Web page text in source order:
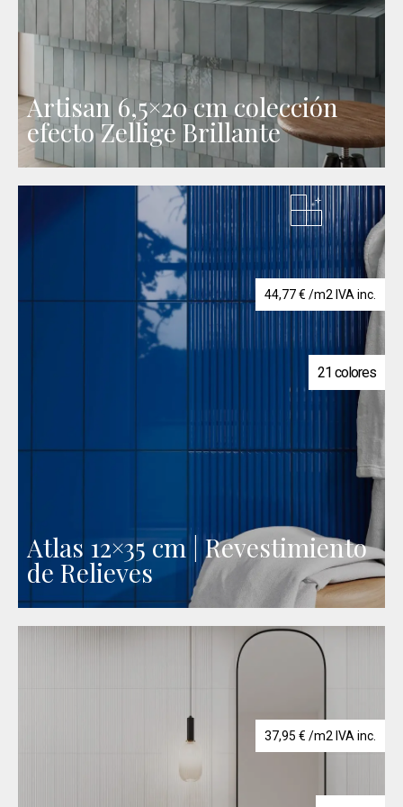
Artisan 6,5×20 cm colección
efecto Zellige Brillante
44,77€ /m2 IVA inc.
21 colores
Atlas 12×35 cm | Revestimiento
de Relieves
37,95 € /m2 IVA inc.